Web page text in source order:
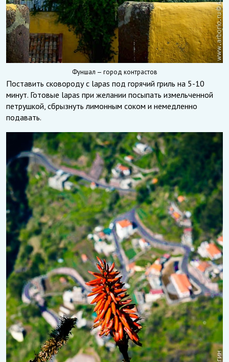
Фуншал — город контрастов
Поставить сковороду с lapas под горячий гриль на 5-10
минут. Готовые lapas при желании посыпать измельченной
петрушкой, сбрызнуть лимонным соком и немедленно
подавать.